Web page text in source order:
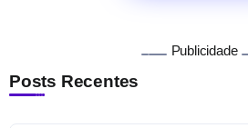
Publicidade
Posts Recentes